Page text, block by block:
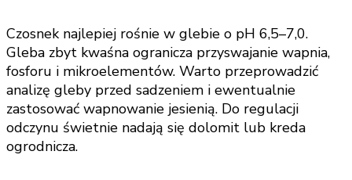
Czosnek najlepiej rośnie w glebie o pH 6,5–7,0.
Gleba zbyt kwaśna ogranicza przyswajanie wapnia,
fosforu i mikroelementów. Warto przeprowadzić
analizę gleby przed sadzeniem i ewentualnie
zastosować wapnowanie jesienią. Do regulacji
odczynu świetnie nadają się dolomit lub kreda
ogrodnicza.